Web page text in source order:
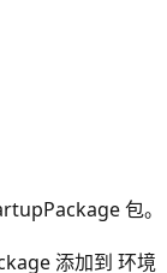
包。
添加到 环境